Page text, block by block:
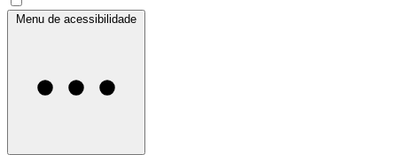
Menu de acessibilidade